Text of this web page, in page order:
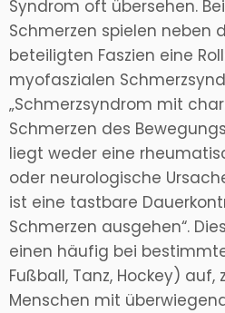
Syndrom oft übersehen.
Schmerzen spielen neben
beteiligten Faszien eine
myofaszialen
„Schmerzsyndrom mit
Schmerzen des
liegt weder eine
oder neurologische
ist eine tastbare
Schmerzen ausgehen“.
einen häufig bei
Fußball, Tanz, Hockey)
Menschen mit